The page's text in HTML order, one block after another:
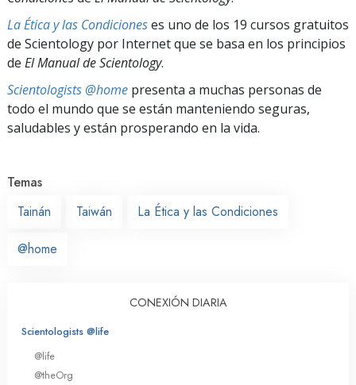
La Ética y las Condicioneses uno de los 19 cursos gratuitos
de Scientology por Internet que se basa en los principios
de El Manual de Scientology.
Scientologists @home presenta a muchas personas de
todo el mundo que se están manteniendo seguras,
saludables y están prosperando en la vida.
Temas
Tainán
Taiwán La Ética y las Condiciones
@home
CONEXIÓN DIARIA
Scientologists @life
@life
@theOrg